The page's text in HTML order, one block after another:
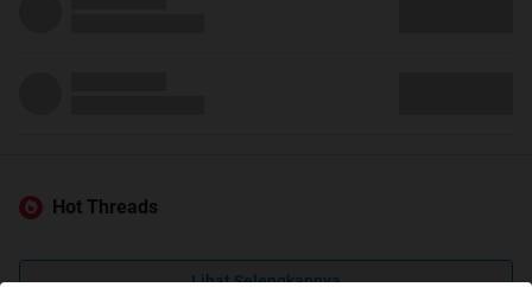
Hot Threads
Lihat Selengkapnya